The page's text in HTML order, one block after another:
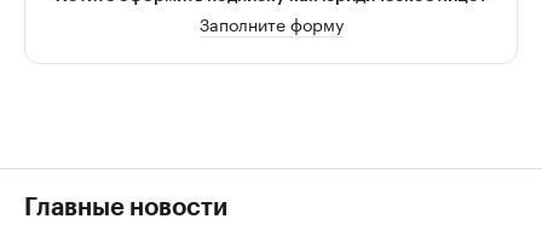
Заполните форму
Главные новости